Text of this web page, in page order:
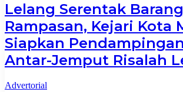
Lelang Serentak Barang
Rampasan, Kejari Kota
Siapkan
Antar-Jemput Risalah
Advertorial